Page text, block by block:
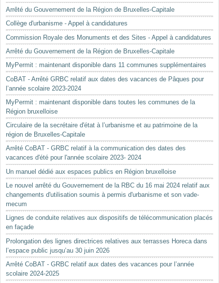
Arrêté du Gouvernement de la Région de Bruxelles-Capitale
Collège d'urbanisme - Appel à candidatures
Commission Royale des Monuments et des Sites - Appel à candidatures
Arrêté du Gouvernement de la Région de Bruxelles-Capitale
MyPermit : maintenant disponible dans 11 communes supplémentaires
CoBAT - Arrêté GRBC relatif aux dates des vacances de Pâques pour
l’année scolaire 2023-2024
MyPermit : maintenant disponible dans toutes les communes de la
Région bruxelloise
Circulaire de la secrétaire d'état à l’urbanisme et au patrimoine de la
région de Bruxelles-Capitale
Arrêté CoBAT - GRBC relatif à la communication des dates des
vacances d'été pour l'année scolaire 2023- 2024
Un manuel dédié aux espaces publics en Région bruxelloise
Le nouvel arrêté du Gouvernement de la RBC du 16 mai 2024 relatif aux
changements d'utilisation soumis à permis d'urbanisme et son vade-
mecum
Lignes de conduite relatives aux dispositifs de télécommunication placés
en façade
Prolongation des lignes directrices relatives aux terrasses Horeca dans
l’espace public jusqu’au 30 juin 2026
Arrêté CoBAT - GRBC relatif aux dates des vacances pour l’année
scolaire 2024-2025